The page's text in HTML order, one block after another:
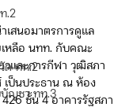
.2
ด ทท.2
ญชา ทท.3
หลือ นทท. กับคณะ
วและการกีฬา วุฒิสภา
เป็นประธาน ณ ห้อง
ชั้น 4 อาคารรัฐสภา